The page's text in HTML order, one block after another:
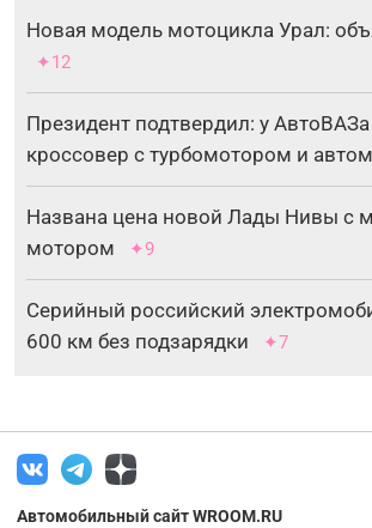
Новая модель мотоцикла Урал:
✦12
Президент подтвердил: у АвтоВАЗа
кроссовер с турбомотором и
Названа цена новой Лады Нивы с
мотором
✦9
Серийный российский
600 км без подзарядки
✦7
Автомобильный сайт WROOM.RU